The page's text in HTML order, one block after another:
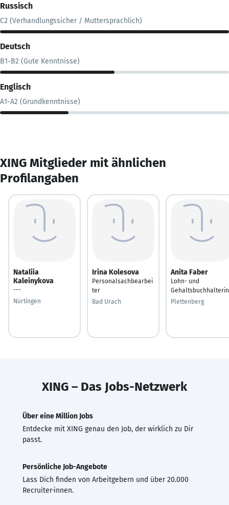
Russisch
C2 (Verhandlungssicher / Muttersprachlich)
Deutsch
B1-B2 (Gute Kenntnisse)
Englisch
A1-A2 (Grundkenntnisse)
XING Mitglieder mit ähnlichen
Profilangaben
Nataliia
Kaleinykova
---
Nürtingen
Irina Kolesova
Personalsachbearbei
ter
Bad Urach
Anita Faber
Lohn- und
Gehaltsbuchhalterin
Plettenberg
XING – Das Jobs-Netzwerk
Über eine Million Jobs
Entdecke mit XING genau den Job, der wirklich zu Dir
passt.
Persönliche Job-Angebote
Lass Dich finden von Arbeitgebern und über 20.000
Recruiter·innen.